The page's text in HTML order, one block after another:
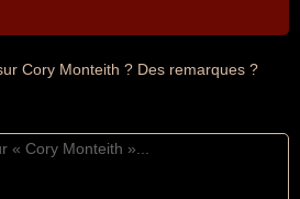
Cory Monteith ? Des remarques ?